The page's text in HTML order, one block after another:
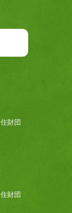
財団
財団